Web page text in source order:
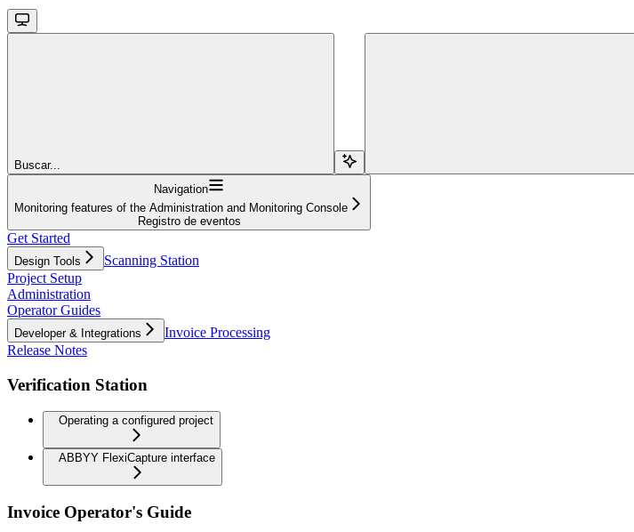
Buscar...
Navigation
Monitoring features of the Administration and Monitoring Console
Registro de eventos
Get Started
Design Tools
Scanning Station
Project Setup
Administration
Operator Guides
Developer & Integrations
Invoice Processing
Release Notes
Verification Station
Operating a configured project
ABBYY FlexiCapture interface
Invoice Operator's Guide